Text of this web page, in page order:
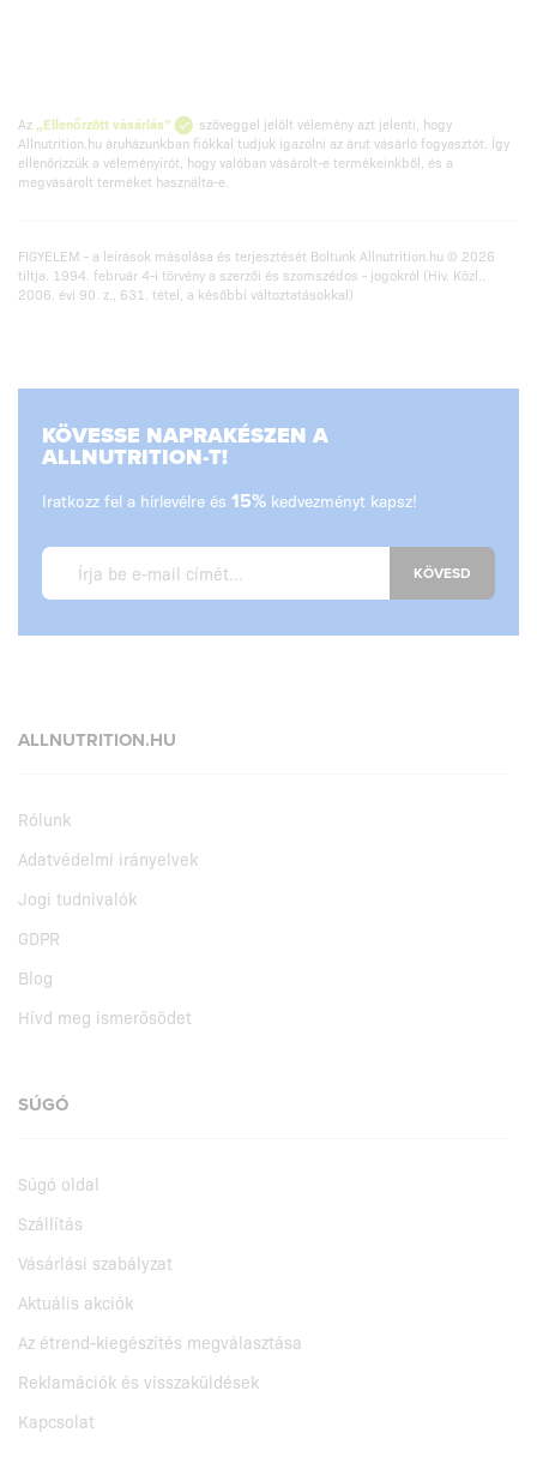
Az „Ellenőrzött vásárlás”
szöveggel jelölt vélemény azt jelenti, hogy
Allnutrition.hu áruházunkban fiókkal tudjuk igazolni az árut vásárló fogyasztót. Így
ellenőrizzük a véleményírót, hogy valóban vásárolt-e termékeinkből, és a
megvásárolt terméket használta-e.
FIGYELEM - a leírások másolása és terjesztését Boltunk Allnutrition.hu © 2026
tiltja. 1994. február 4-i törvény a szerzői és szomszédos - jogokról (Hiv. Közl..
2006. évi 90. z., 631. tétel, a későbbi változtatásokkal)
KÖVESSE NAPRAKÉSZEN A
ALLNUTRITION-T!
Iratkozz fel a hírlevélre és 15% kedvezményt kapsz!
KÖVESD
ALLNUTRITION.HU
Rólunk
Adatvédelmi irányelvek
Jogi tudnivalók
GDPR
Blog
Hívd meg ismerősödet
SÚGÓ
Súgó oldal
Szállítás
Vásárlási szabályzat
Aktuális akciók
Az étrend-kiegészítés megválasztása
Reklamációk és visszaküldések
Kapcsolat